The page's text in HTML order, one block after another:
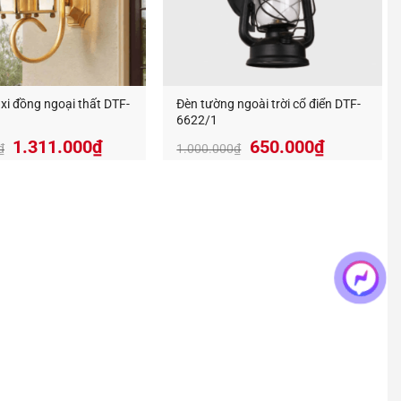
đồng ngoại thất DTF-
Giá
1.311.000₫Giá
Đèn tường ngoài trời cổ điển DTF-
6622/1
1.000.000₫
Giá
650.000₫Giá
hiện